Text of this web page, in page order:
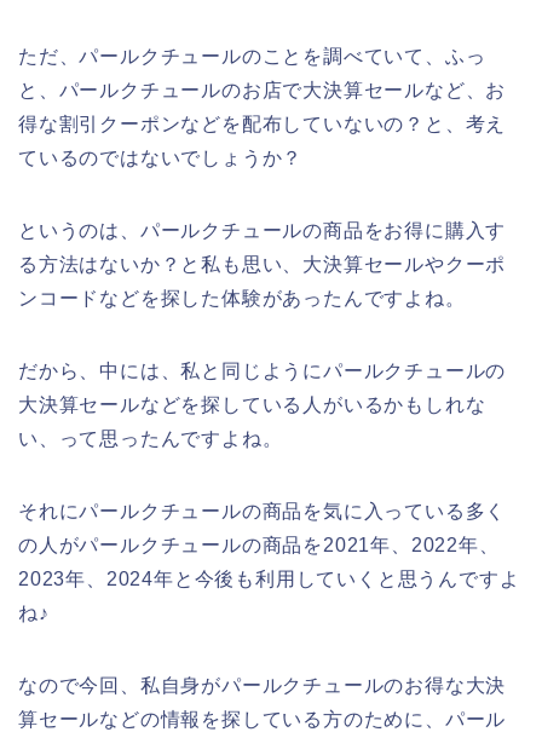
ただ、パールクチュールのことを調べていて、ふっ
と、パールクチュールのお店で大決算セールなど、お
得な割引クーポンなどを配布していないの？と、考え
ているのではないでしょうか？
というのは、パールクチュールの商品をお得に購入す
る方法はないか？と私も思い、大決算セールやクーポ
ンコードなどを探した体験があったんですよね。
だから、中には、私と同じようにパールクチュールの
大決算セールなどを探している人がいるかもしれな
い、って思ったんですよね。
それにパールクチュールの商品を気に入っている多く
の人がパールクチュールの商品を2021年、2022年、
2023年、2024年と今後も利用していくと思うんですよ
ね♪
なので今回、私自身がパールクチュールのお得な大決
算セールなどの情報を探している方のために、パール